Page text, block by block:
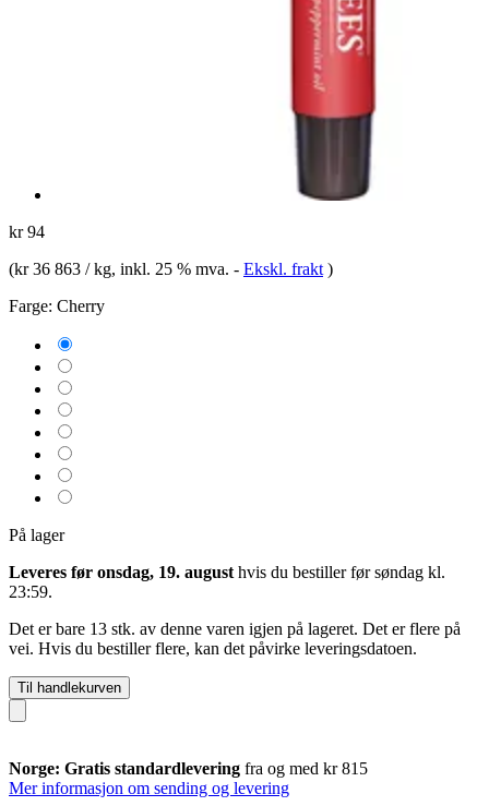
kr 94
(kr 36 863 / kg, inkl. 25 % mva. - Ekskl. frakt )
Farge: Cherry
På lager
Leveres før onsdag, 19. august hvis du bestiller førsøndag kl.
23:59.
Det er bare 13 stk. av denne varen igjen på lageret. Det er flere på
vei. Hvis du bestiller flere, kan det påvirke leveringsdatoen.
Til handlekurven
Norge: Gratis standardlevering fra og med kr 815
Mer informasjon om sending og levering